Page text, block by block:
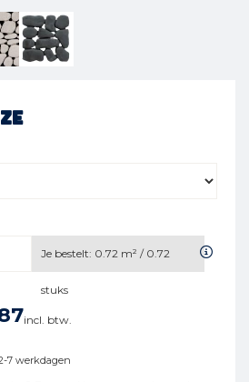
Je bestelt: 0.72 m² / 0.72
stuks
incl. btw.
7 werkdagen